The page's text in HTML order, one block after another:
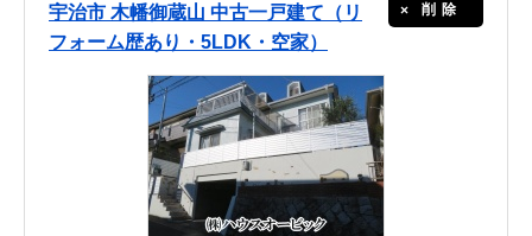
宇治市 木幡御蔵山 中古一戸建て（リ
フォーム歴あり・5LDK・空家）
削除